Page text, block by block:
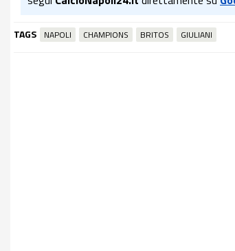
TAGS NAPOLI CHAMPIONS BRITOS GIULIANI